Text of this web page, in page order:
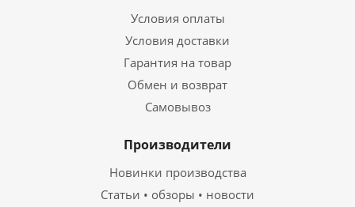
Условия оплаты
Условия доставки
Гарантия на товар
Обмен и возврат
Самовывоз
Производители
Новинки производства
Статьи • обзоры • новости